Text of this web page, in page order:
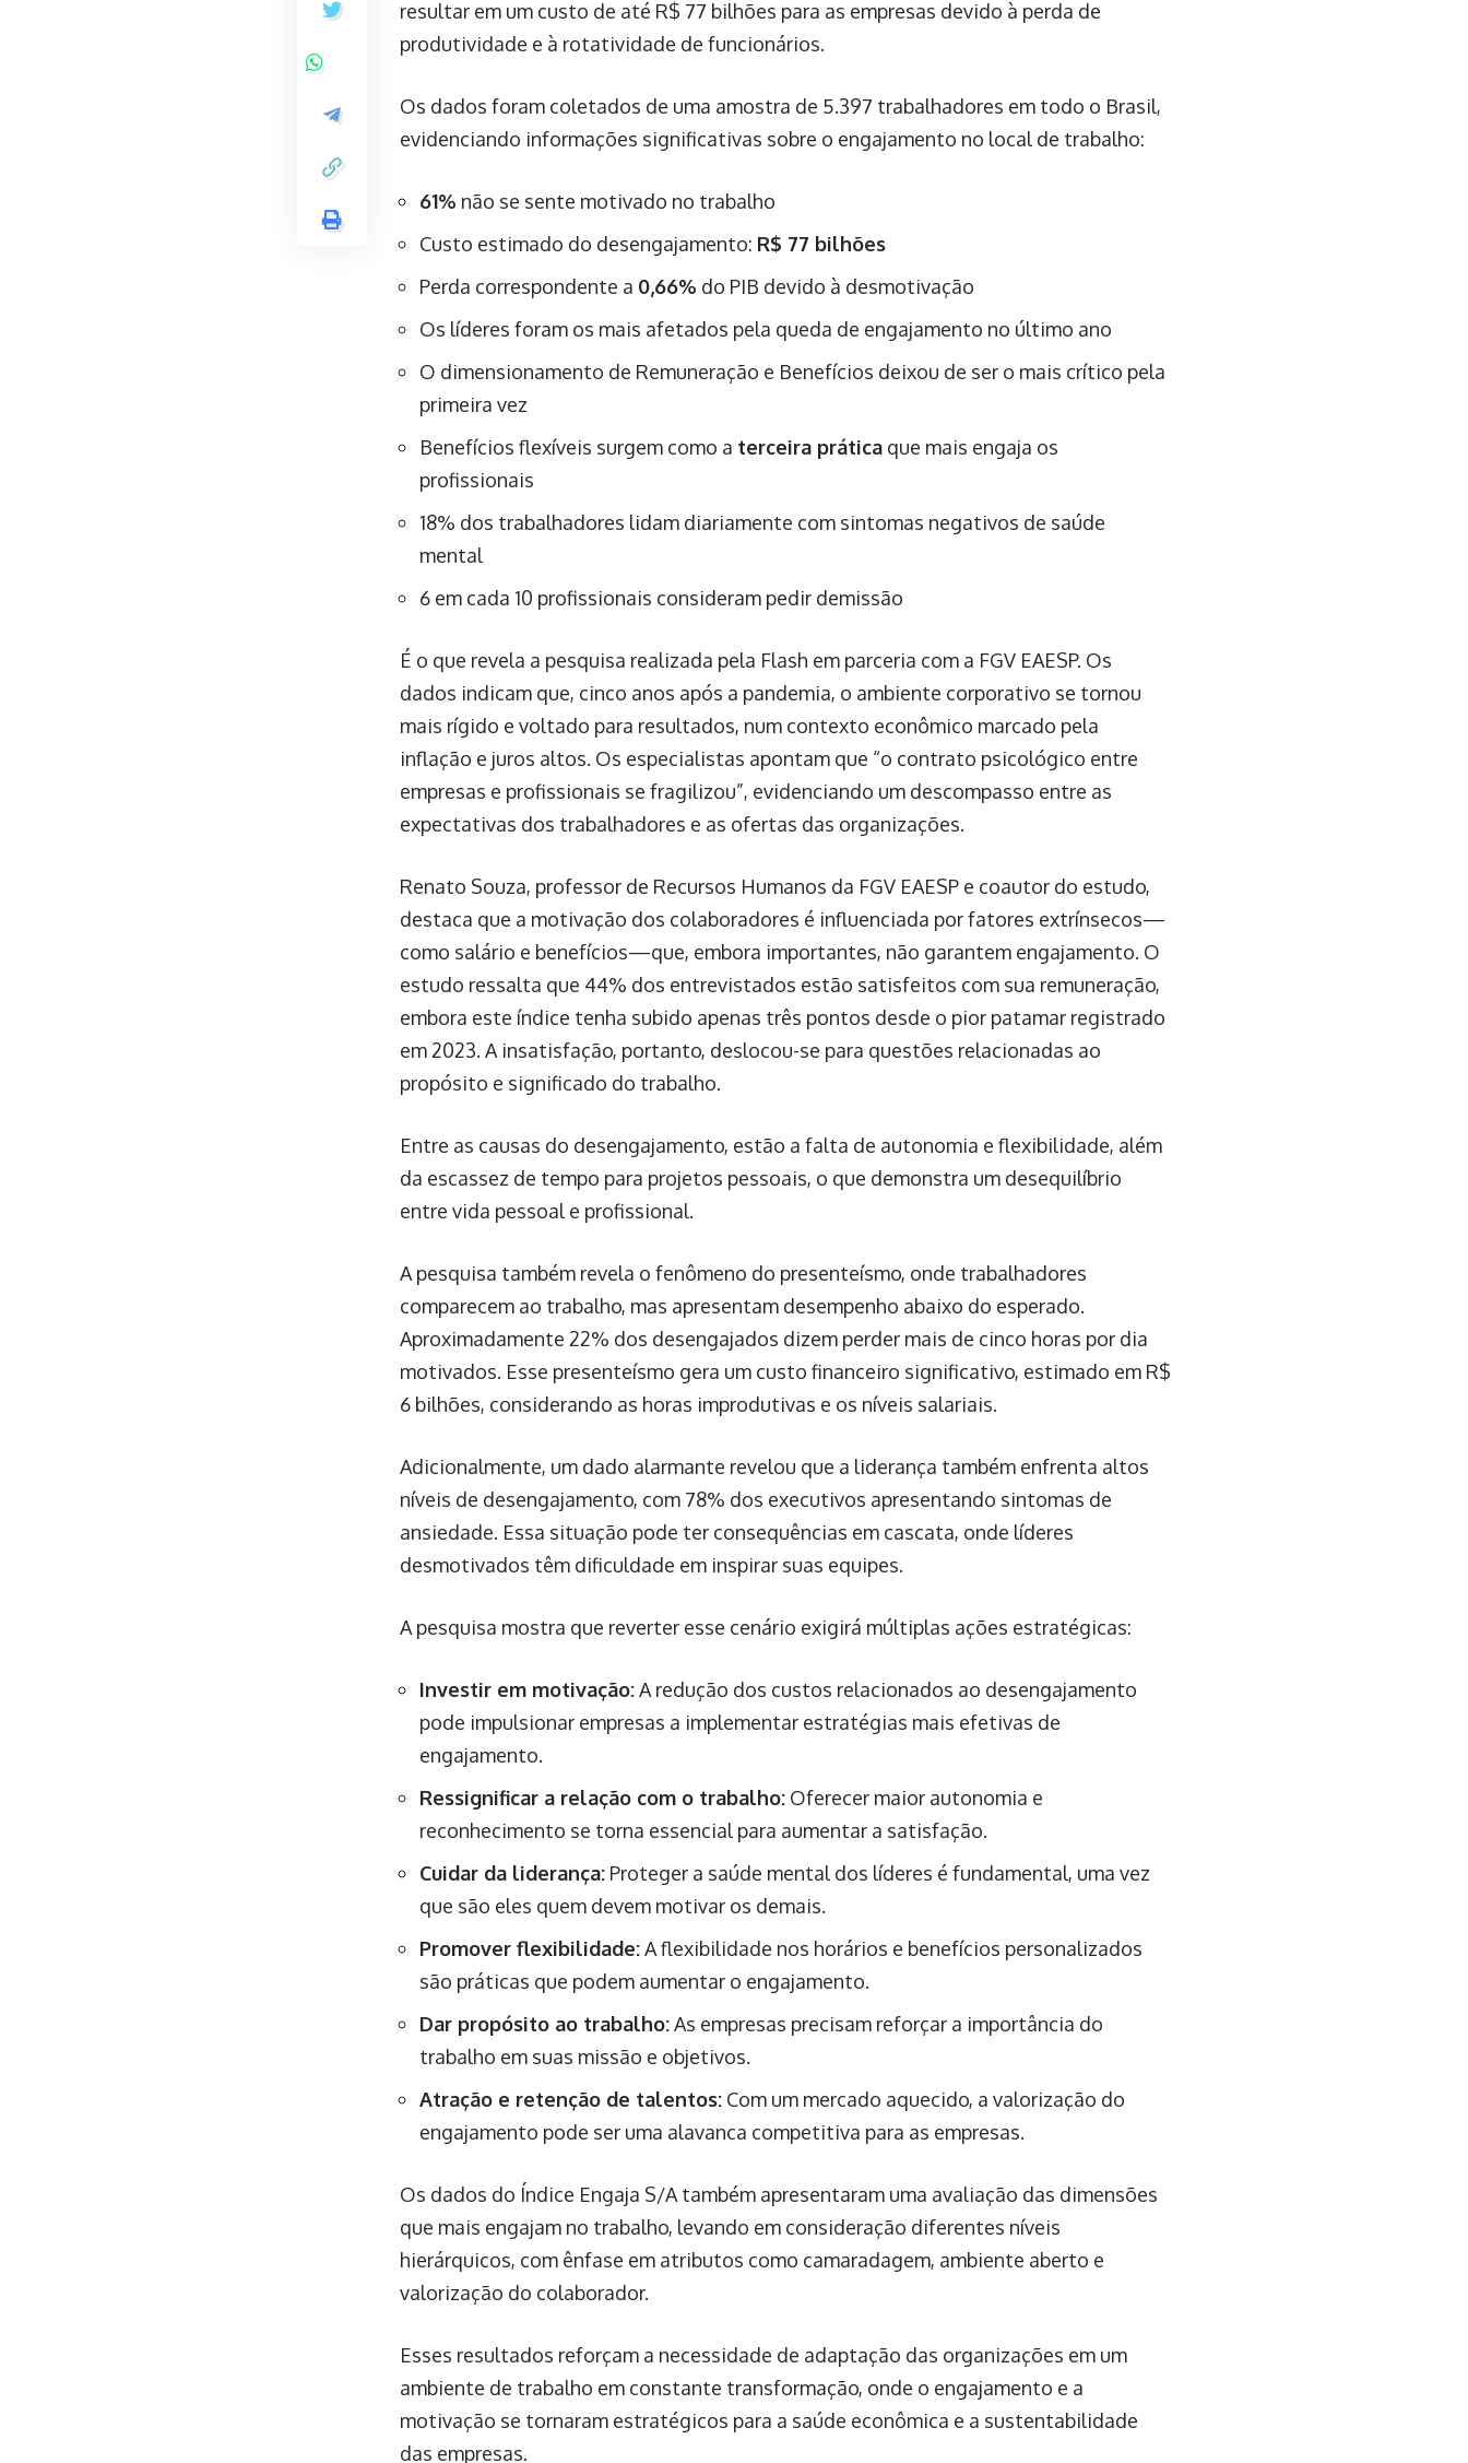
resultar em um custo de até R$ 77 bilhões para as empresas devido à perda de
produtividade e à rotatividade de funcionários.
Os dados foram coletados de uma amostra de 5.397 trabalhadores em todo o Brasil,
evidenciando informações significativas sobre o engajamento no local de trabalho:
61% não se sente motivado no trabalho
Custo estimado do desengajamento: R$ 77 bilhões
Perda correspondente a 0,66% do PIB devido à desmotivação
Os líderes foram os mais afetados pela queda de engajamento no último ano
O dimensionamento de Remuneração e Benefícios deixou de ser o mais crítico pela
primeira vez
Benefícios flexíveis surgem como a terceira prática que mais engaja os
profissionais
18% dos trabalhadores lidam diariamente com sintomas negativos de saúde
mental
6 em cada 10 profissionais consideram pedir demissão
É o que revela a pesquisa realizada pela Flash em parceria com a FGV EAESP. Os
dados indicam que, cinco anos após a pandemia, o ambiente corporativo se tornou
mais rígido e voltado para resultados, num contexto econômico marcado pela
inflação e juros altos. Os especialistas apontam que “o contrato psicológico entre
empresas e profissionais se fragilizou”, evidenciando um descompasso entre as
expectativas dos trabalhadores e as ofertas das organizações.
Renato Souza, professor de Recursos Humanos da FGV EAESP e coautor do estudo,
destaca que a motivação dos colaboradores é influenciada por fatores extrínsecos—
como salário e benefícios—que, embora importantes, não garantem engajamento. O
estudo ressalta que 44% dos entrevistados estão satisfeitos com sua remuneração,
embora este índice tenha subido apenas três pontos desde o pior patamar registrado
em 2023. A insatisfação, portanto, deslocou-se para questões relacionadas ao
propósito e significado do trabalho.
Entre as causas do desengajamento, estão a falta de autonomia e flexibilidade, além
da escassez de tempo para projetos pessoais, o que demonstra um desequilíbrio
entre vida pessoal e profissional.
A pesquisa também revela o fenômeno do presenteísmo, onde trabalhadores
comparecem ao trabalho, mas apresentam desempenho abaixo do esperado.
Aproximadamente 22% dos desengajados dizem perder mais de cinco horas por dia
motivados. Esse presenteísmo gera um custo financeiro significativo, estimado em R$
6 bilhões, considerando as horas improdutivas e os níveis salariais.
Adicionalmente, um dado alarmante revelou que a liderança também enfrenta altos
níveis de desengajamento, com 78% dos executivos apresentando sintomas de
ansiedade. Essa situação pode ter consequências em cascata, onde líderes
desmotivados têm dificuldade em inspirar suas equipes.
A pesquisa mostra que reverter esse cenário exigirá múltiplas ações estratégicas:
Investir em motivação:A redução dos custos relacionados ao desengajamento
pode impulsionar empresas a implementar estratégias mais efetivas de
engajamento.
Ressignificar a relação com o trabalho: Oferecer maior autonomia e
reconhecimento se torna essencial para aumentar a satisfação.
Cuidar da liderança: Proteger a saúde mental dos líderes é fundamental, uma vez
que são eles quem devem motivar os demais.
Promover flexibilidade:A flexibilidade nos horários e benefícios personalizados
são práticas que podem aumentar o engajamento.
Dar propósito ao trabalho:As empresas precisam reforçar a importância do
trabalho em suas missão e objetivos.
Atração e retenção de talentos: Com um mercado aquecido, a valorização do
engajamento pode ser uma alavanca competitiva para as empresas.
Os dados do Índice Engaja S/A também apresentaram uma avaliação das dimensões
que mais engajam no trabalho, levando em consideração diferentes níveis
hierárquicos, com ênfase em atributos como camaradagem, ambiente aberto e
valorização do colaborador.
Esses resultados reforçam a necessidade de adaptação das organizações em um
ambiente de trabalho em constante transformação, onde o engajamento e a
motivação se tornaram estratégicos para a saúde econômica e a sustentabilidade
das empresas.